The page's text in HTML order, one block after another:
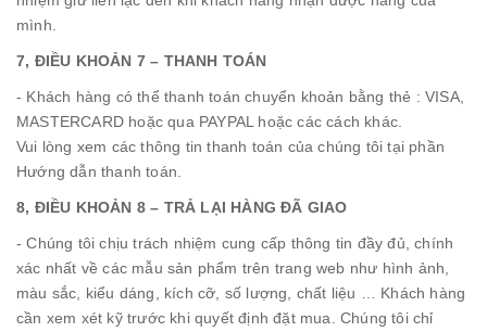
mình.
7, ĐIỀU KHOẢN 7 – THANH TOÁN
- Khách hàng có thể thanh toán chuyển khoản bằng thẻ : VISA,
MASTERCARD hoặc qua PAYPAL hoặc các cách khác.
Vui lòng xem các thông tin thanh toán của chúng tôi tại phần
Hướng dẫn thanh toán.
8, ĐIỀU KHOẢN 8 – TRẢ LẠI HÀNG ĐÃ GIAO
- Chúng tôi chịu trách nhiệm cung cấp thông tin đầy đủ, chính
xác nhất về các mẫu sản phẩm trên trang web như hình ảnh,
màu sắc, kiểu dáng, kích cỡ, số lượng, chất liệu … Khách hàng
cần xem xét kỹ trước khi quyết định đặt mua. Chúng tôi chỉ